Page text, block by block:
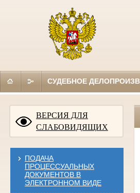
СУДЕБНОЕ
ВЕРСИЯ ДЛЯ
СЛАБОВИДЯЩИХ
ПОДАЧА
ПРОЦЕССУАЛЬНЫХ
ДОКУМЕНТОВ В
ЭЛЕКТРОННОМ ВИДЕ